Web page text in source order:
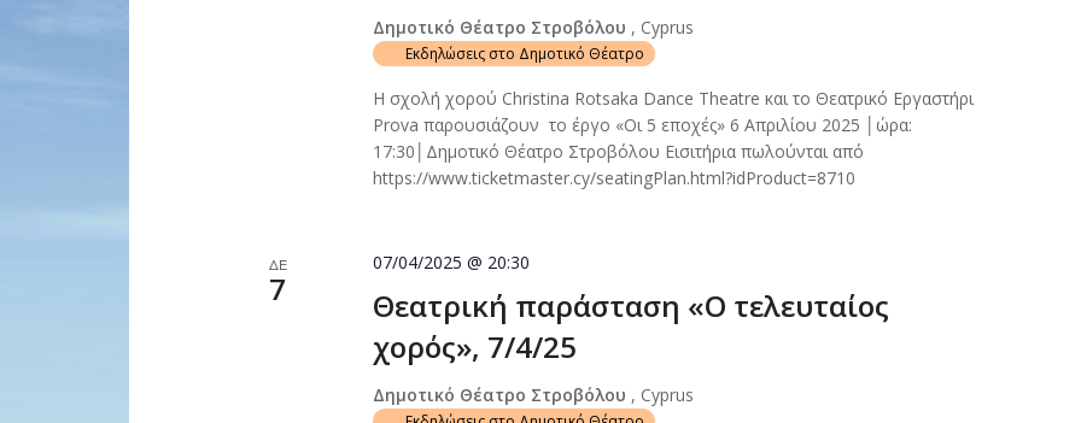
Δημοτικό Θέατρο Στροβόλου , Cyprus
Εκδηλώσεις στο Δημοτικό Θέατρο
Η σχολή χορού Christina Rotsaka Dance Theatre και το Θεατρικό Εργαστήρι
Prova παρουσιάζουν το έργο «Οι 5 εποχές» 6 Απριλίου 2025 │ώρα:
17:30│Δημοτικό Θέατρο Στροβόλου Εισιτήρια πωλούνται από
https://www.ticketmaster.cy/seatingPlan.html?idProduct=8710
ΔΕ
7
Θεατρική παράσταση «Ο τελευταίος
χορός», 7/4/25
07/04/2025 @ 20:30
Δημοτικό Θέατρο Στροβόλου , Cyprus